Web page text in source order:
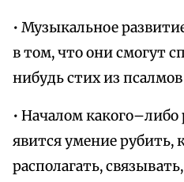
• Музыкальное
в том, что они смогут
нибудь стих из
• Началом
явится умение рубить,
располагать,